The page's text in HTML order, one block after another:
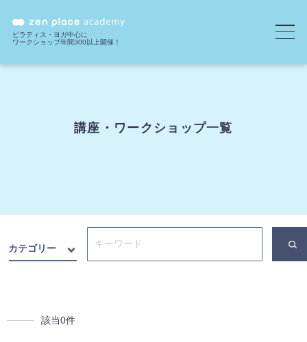
ピラティス・ヨガ中心に
ワークショップ年間300以上開催！
講座・ワークショップ一覧
カテゴリー
該当0件